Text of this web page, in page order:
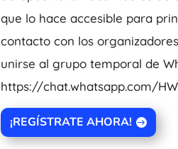
que lo hace accesible para
contacto con los
unirse al grupo temporal de
https://chat.whatsapp.com/
¡REGÍSTRATE AHORA!